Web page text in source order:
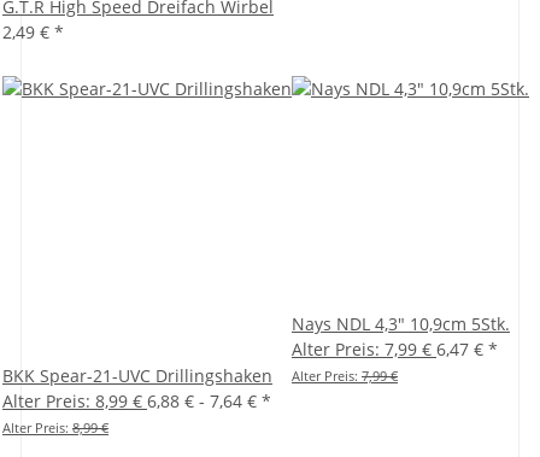
G.T.R High Speed Dreifach Wirbel
2,49 € *
BKK Spear-21-UVC Drillingshaken
Alter Preis: 8,99 € 6,88 € - 7,64 € *
Alter Preis: 8,99 €
Nays NDL 4,3" 10,9cm 5Stk.
Alter Preis: 7,99 € 6,47 € *
Alter Preis: 7,99 €